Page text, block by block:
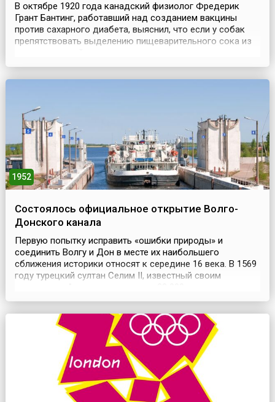
В октябре 1920 года канадский физиолог Фредерик
Грант Бантинг, работавший над созданием вакцины
против сахарного диабета, выяснил, что если у собак
препятствовать выделению пищеварительного сока из
погибают, а островки остаются живыми, и сахарный
1952
Состоялось официальное открытие Волго-
Донского канала
Первую попытку исправить «ошибки природы» и
соединить Волгу и Дон в месте их наибольшего
сближения историки относят к середине 16 века. В 1569
году турецкий султан Селим II, известный своим
Дону с целью прорыть канал между двумя реками.
словам летописцев, что «даже всем турецким народом